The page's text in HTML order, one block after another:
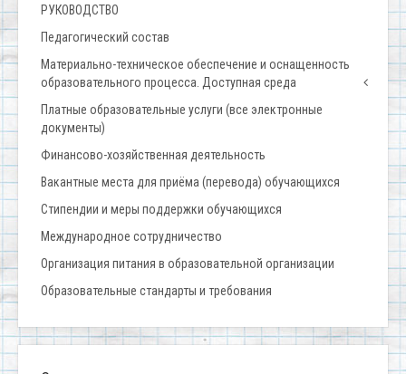
РУКОВОДСТВО
Педагогический состав
Материально-техническое обеспечение и оснащенность
образовательного процесса. Доступная среда
Платные образовательные услуги (все электронные
документы)
Финансово-хозяйственная деятельность
Вакантные места для приёма (перевода) обучающихся
Стипендии и меры поддержки обучающихся
Международное сотрудничество
Организация питания в образовательной организации
Образовательные стандарты и требования